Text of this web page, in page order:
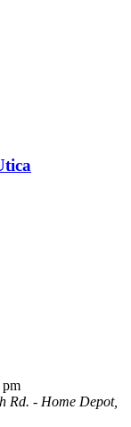
pm
Rd. - Home Depot,